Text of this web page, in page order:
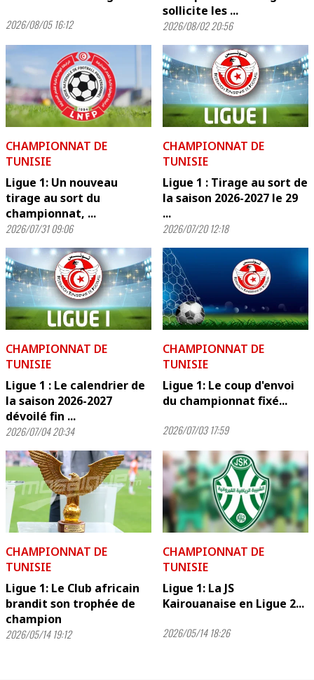
2026/08/05 16:12
sollicite les ...
2026/08/02 20:56
CHAMPIONNAT DE
TUNISIE
Ligue 1: Un nouveau
tirage au sort du
championnat, ...
2026/07/31 09:06
CHAMPIONNAT DE
TUNISIE
Ligue 1 : Tirage au sort de
la saison 2026-2027 le 29
...
2026/07/20 12:18
CHAMPIONNAT DE
TUNISIE
Ligue 1 : Le calendrier de
la saison 2026-2027
dévoilé fin ...
2026/07/04 20:34
CHAMPIONNAT DE
TUNISIE
Ligue 1: Le coup d'envoi
du championnat fixé...
2026/07/03 17:59
CHAMPIONNAT DE
TUNISIE
Ligue 1: Le Club africain
brandit son trophée de
champion
2026/05/14 19:12
CHAMPIONNAT DE
TUNISIE
Ligue 1: La JS
Kairouanaise en Ligue 2...
2026/05/14 18:26